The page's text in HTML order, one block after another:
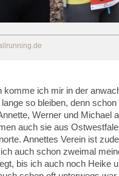
komme ich mir in der
lange so bleiben, denn
Werner und Michael
auch sie aus
Annettes Verein ist
auch schon zweimal
bis ich auch noch Heike